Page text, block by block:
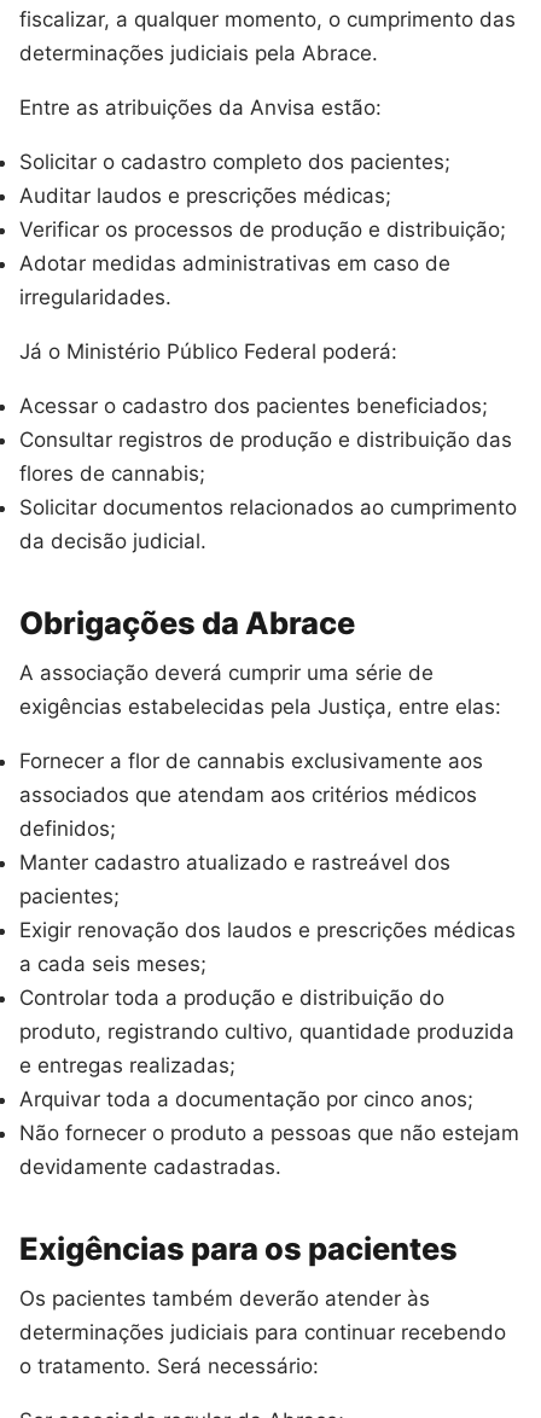
fiscalizar, a qualquer momento, o cumprimento das
determinações judiciais pela Abrace.
Entre as atribuições da Anvisa estão:
Solicitar o cadastro completo dos pacientes;
Auditar laudos e prescrições médicas;
Verificar os processos de produção e distribuição;
Adotar medidas administrativas em caso de
irregularidades.
Já o Ministério Público Federal poderá:
Acessar o cadastro dos pacientes beneficiados;
Consultar registros de produção e distribuição das
flores de cannabis;
Solicitar documentos relacionados ao cumprimento
da decisão judicial.
Obrigações da Abrace
A associação deverá cumprir uma série de
exigências estabelecidas pela Justiça, entre elas:
Fornecer a flor de cannabis exclusivamente aos
associados que atendam aos critérios médicos
definidos;
Manter cadastro atualizado e rastreável dos
pacientes;
Exigir renovação dos laudos e prescrições médicas
a cada seis meses;
Controlar toda a produção e distribuição do
produto, registrando cultivo, quantidade produzida
e entregas realizadas;
Arquivar toda a documentação por cinco anos;
Não fornecer o produto a pessoas que não estejam
devidamente cadastradas.
Exigências para os pacientes
Os pacientes também deverão atender às
determinações judiciais para continuar recebendo
o tratamento. Será necessário: